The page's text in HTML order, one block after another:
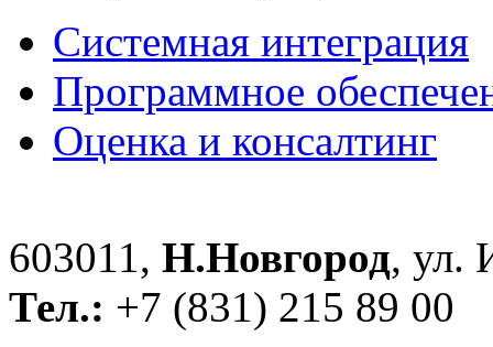
Системная интеграция
Программное
Оценка и консалтинг
603011, Н.Новгород, ул.
Тел.: +7 (831) 215 89 00